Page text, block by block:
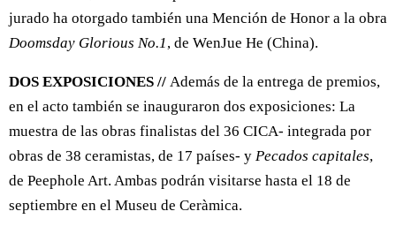
jurado ha otorgado también una Mención de Honor a la obra
Doomsday Glorious No.1, de WenJue He (China).
DOS EXPOSICIONES // Además de la entrega de premios,
en el acto también se inauguraron dos exposiciones: La
muestra de las obras finalistas del 36 CICA- integrada por
obras de 38 ceramistas, de 17 países- y Pecados capitales,
de Peephole Art. Ambas podrán visitarse hasta el 18 de
septiembre en el Museu de Ceràmica.